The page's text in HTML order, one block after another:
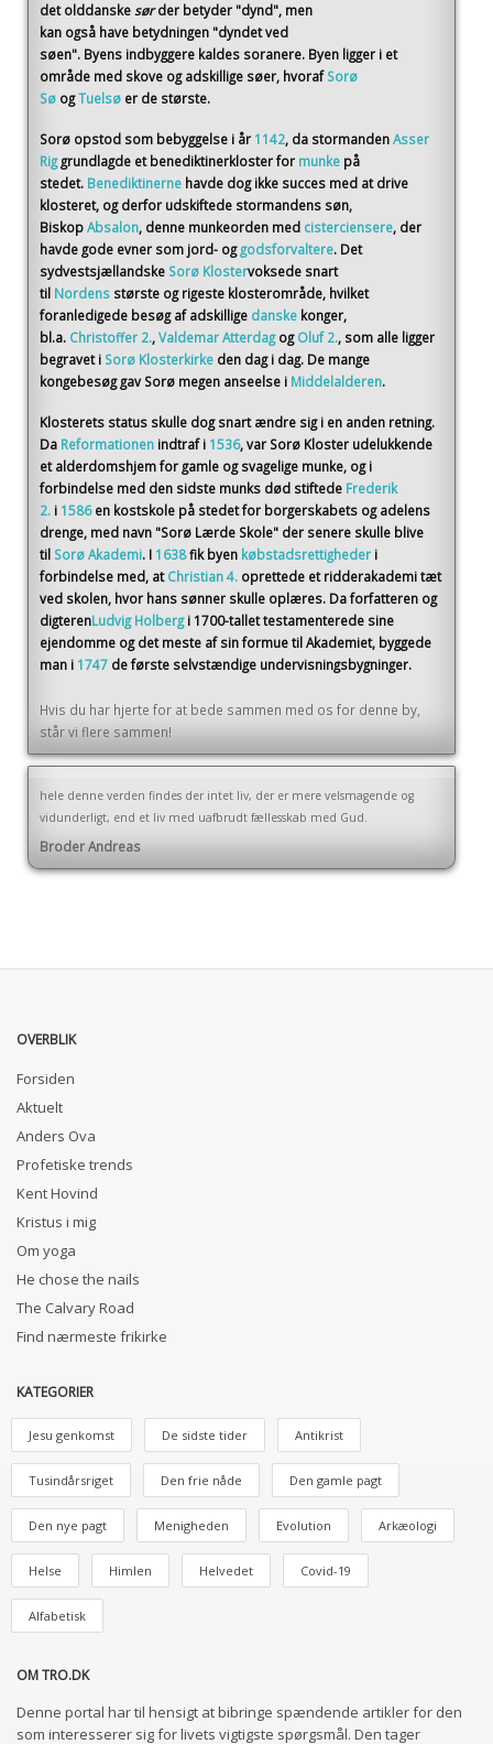
det olddanske sør der betyder "dynd", men
kan også have betydningen "dyndet ved
søen". Byens indbyggere kaldes soranere. Byen ligger i et
område med skove og adskillige søer, hvoraf Sorø
Sø ogTuelsø er de største.
Sorø opstod som bebyggelse i år 1142, da stormandenAsser
Rig grundlagde et benediktinerkloster for munke på
stedet. Benediktinerne havde dog ikke succes med at drive
klosteret, og derfor udskiftede stormandens søn,
BiskopAbsalon, denne munkeorden med cisterciensere, der
havde gode evner som jord- og godsforvaltere. Det
sydvestsjællandske Sorø Klostervoksede snart
til Nordens største og rigeste klosterområde, hvilket
foranledigede besøg af adskillige danske konger,
bl.a. Christoffer 2.,Valdemar Atterdag og Oluf 2., som alle ligger
begravet i Sorø Klosterkirke den dag i dag. De mange
kongebesøg gav Sorø megen anseelse i Middelalderen.
Klosterets status skulle dog snart ændre sig i en anden retning.
Da Reformationen indtraf i 1536, var Sorø Kloster udelukkende
et alderdomshjem for gamle og svagelige munke, og i
forbindelse med den sidste munks død stiftede Frederik
2. i 1586 en kostskole på stedet for borgerskabets og adelens
drenge, med navn "Sorø Lærde Skole" der senere skulle blive
til Sorø Akademi. I 1638fik byen købstadsrettigheder i
forbindelse med, at Christian 4. oprettede et ridderakademi tæt
ved skolen, hvor hans sønner skulle oplæres. Da forfatteren og
digterenLudvig Holberg i 1700-tallet testamenterede sine
ejendomme og det meste af sin formue til Akademiet, byggede
man i 1747 de første selvstændige undervisningsbygninger.
Hvis du har hjerte for at bede sammen med os for denne by,
står vi flere sammen!
hele denne verden findes der intet liv, der er mere velsmagende og
vidunderligt, end et liv med uafbrudt fællesskab med Gud.
Broder Andreas
OVERBLIK
Forsiden
Aktuelt
Anders Ova
Profetiske trends
Kent Hovind
Kristus i mig
Om yoga
He chose the nails
The Calvary Road
Find nærmeste frikirke
KATEGORIER
Jesu genkomst De sidste tider Antikrist
Tusindårsriget Den frie nåde Den gamle pagt
Den nye pagt Menigheden Evolution Arkæologi
Helse Himlen Helvedet Covid-19
Alfabetisk
OM TRO.DK
Denne portal har til hensigt at bibringe spændende artikler for den
som interesserer sig for livets vigtigste spørgsmål. Den tager